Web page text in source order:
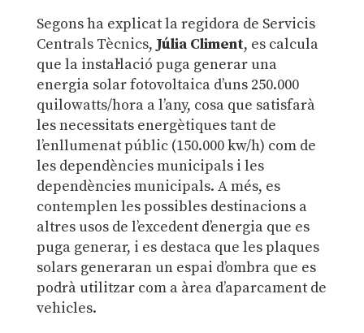
Segons ha explicat la regidora de Servicis
Centrals Tècnics, Júlia Climent, es calcula
que la instal·lació puga generar una
energia solar fotovoltaica d’uns 250.000
quilowatts/hora a l’any, cosa que satisfarà
les necessitats energètiques tant de
l’enllumenat públic (150.000 kw/h) com de
les dependències municipals i les
dependències municipals. A més, es
contemplen les possibles destinacions a
altres usos de l’excedent d’energia que es
puga generar, i es destaca que les plaques
solars generaran un espai d’ombra que es
podrà utilitzar com a àrea d’aparcament de
vehicles.